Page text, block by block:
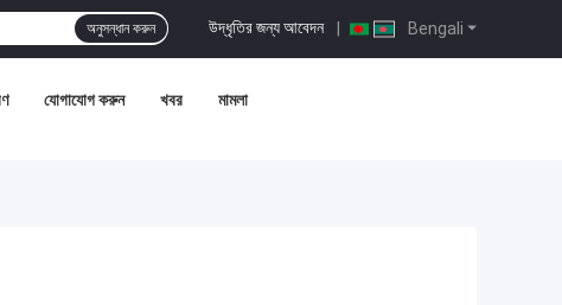
Bengali
উদ্ধৃতির জন্য আবেদন |
অনুসন্ধান করুন
যোগাযোগ করুন খবর মামলা